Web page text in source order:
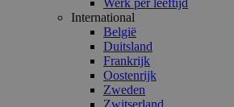
Werk per leeftijd
International
België
Duitsland
Frankrijk
Oostenrijk
Zweden
Zwitserland